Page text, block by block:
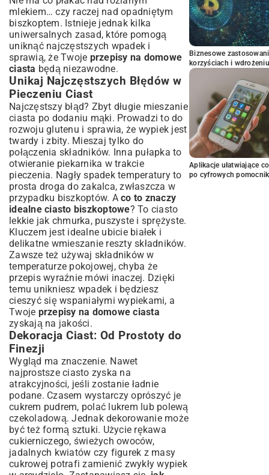
mlekiem… czy raczej nad opadniętym
biszkoptem. Istnieje jednak kilka
uniwersalnych zasad, które pomogą
uniknąć najczęstszych wpadek i
sprawią, że Twoje przepisy na domowe
ciasta będą niezawodne.
Unikaj Najczęstszych Błędów w
Pieczeniu Ciast
Najczęstszy błąd? Zbyt długie mieszanie
ciasta po dodaniu mąki. Prowadzi to do
rozwoju glutenu i sprawia, że wypiek jest
twardy i zbity. Mieszaj tylko do
połączenia składników. Inna pułapka to
otwieranie piekarnika w trakcie
pieczenia. Nagły spadek temperatury to
prosta droga do zakalca, zwłaszcza w
przypadku biszkoptów. A co to znaczy
idealne ciasto biszkoptowe? To ciasto
lekkie jak chmurka, puszyste i sprężyste.
Kluczem jest idealne ubicie białek i
delikatne wmieszanie reszty składników.
Zawsze też używaj składników w
temperaturze pokojowej, chyba że
przepis wyraźnie mówi inaczej. Dzięki
temu unikniesz wpadek i będziesz
cieszyć się wspaniałymi wypiekami, a
Twoje przepisy na domowe ciasta
zyskają na jakości.
Dekoracja Ciast: Od Prostoty do
Finezji
Wygląd ma znaczenie. Nawet
najprostsze ciasto zyska na
atrakcyjności, jeśli zostanie ładnie
podane. Czasem wystarczy oprószyć je
cukrem pudrem, polać lukrem lub polewą
czekoladową. Jednak dekorowanie może
być też formą sztuki. Użycie rękawa
cukierniczego, świeżych owoców,
jadalnych kwiatów czy figurek z masy
cukrowej potrafi zamienić zwykły wypiek
Biznesowe
korzyściach i wdrożeniu
Aplikacje ułatwiające
po cyfrowych